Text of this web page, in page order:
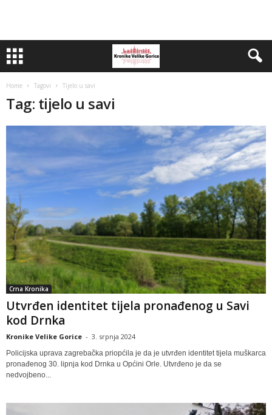
Home Tagovi Tijelo u savi
Tag: tijelo u savi
Crna Kronika
Utvrđen identitet tijela pronađenog u Savi
kod Drnka
Kronike Velike Gorice - 3. srpnja 2024
Policijska uprava zagrebačka priopćila je da je utvrđen identitet tijela muškarca
pronađenog 30. lipnja kod Drnka u Općini Orle. Utvrđeno je da se
nedvojbeno...